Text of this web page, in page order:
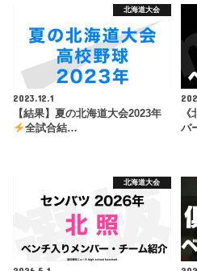
北海道大会
2023.12.1
【結果】夏の北海道大会2023年
全試合結…
バ
北海道大会